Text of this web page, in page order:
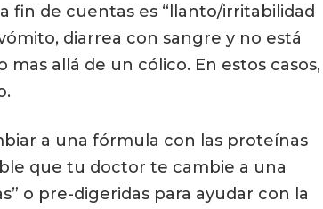
fin de cuentas es “llanto/irritabilidad
diarrea con sangre y no está
allá de un cólico. En estos casos,
a una fórmula con las proteínas
que tu doctor te cambie a una
o pre-digeridas para ayudar con la